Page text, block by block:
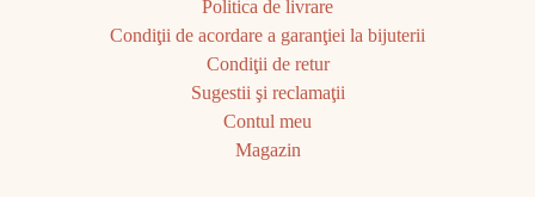
Politica de livrare
Condiţii de acordare a garanţiei la bijuterii
Condiţii de retur
Sugestii şi reclamaţii
Contul meu
Magazin